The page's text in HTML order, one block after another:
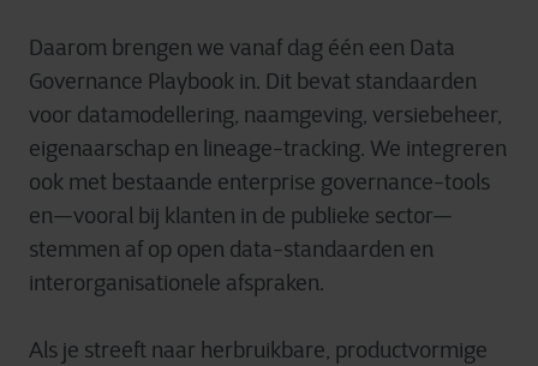
Daarom brengen we vanaf dag één een Data
Governance Playbook in. Dit bevat standaarden
voor datamodellering, naamgeving, versiebeheer,
eigenaarschap en lineage-tracking. We integreren
ook met bestaande enterprise governance-tools
en—vooral bij klanten in de publieke sector—
stemmen af op open data-standaarden en
interorganisationele afspraken.
Als je streeft naar herbruikbare, productvormige